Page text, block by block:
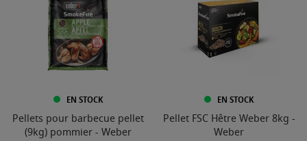
EN STOCK
Pellets pour barbecue pellet
(9kg) pommier - Weber
EN STOCK
Pellet FSC Hêtre Weber 8kg -
Weber